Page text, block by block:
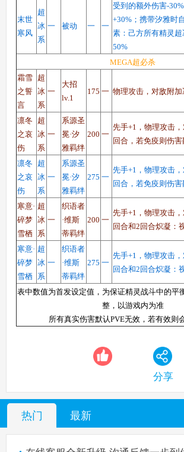
末世
寒风
超
冰
系
一 被动 一 一
受到的额外伤害-
+30%；携带汐雅时
素：己方所有精灵
50%
MEGA超必杀
霜雪
之誓
言
超
冰
系
一
大招
lv.1
175 一 物理攻击，对敌附
凛冬
之哀
伤
超
冰
系
一
系源圣
冕·汐
雅羁绊
200 一
先手+1，物理攻击
回合，若免疫则伤害
凛冬
之哀
伤
超
冰
系
一
系源圣
冕·汐
雅羁绊
275 一
先手+1，物理攻击
回合，若免疫则伤害
寒意·
碎梦
雪栖
超
冰
系
一
织语者
·维斯
蒂羁绊
200 一
先手+1，物理攻击
回合和2回合炽凝：
寒意·
碎梦
雪栖
超
冰
系
一
织语者
·维斯
蒂羁绊
275 一
先手+1，物理攻击
回合和2回合炽凝：
表中数值为首发设定值，为保证精灵战斗中的平
整，以游戏内为准
所有真实伤害默认PVE无效，若有效则
分享
热门 最新